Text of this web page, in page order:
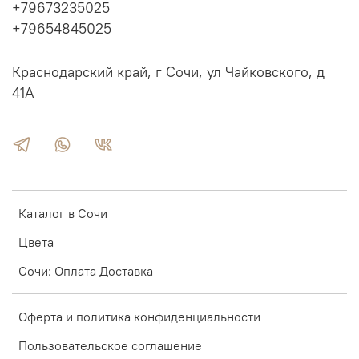
Каталог в Сочи
Цвета
Сочи: Оплата Доставка
Оферта и политика конфиденциальности
Пользовательское соглашение
+79673235025
+79654845025
Краснодарский край, г Сочи, ул Чайковского, д
41А